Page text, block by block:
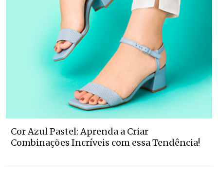
Cor Azul Pastel: Aprenda a Criar
Combinações Incríveis com essa Tendência!